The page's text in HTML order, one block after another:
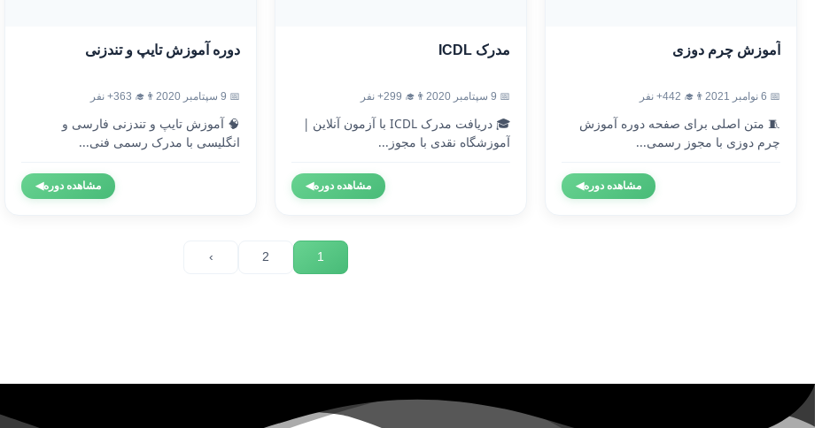
آموزش چرم دوزی
📅 6 نوامبر 2021 👨‍🎓 442+ نفر
🧵 متن اصلی برای صفحه دوره آموزش
چرم دوزی با مجوز رسمی...
مشاهده دوره◀
مدرک ICDL
📅 9 سپتامبر 2020 👨‍🎓 299+ نفر
🎓 دریافت مدرک ICDL با آزمون آنلاین |
آموزشگاه نقدی با مجوز...
مشاهده دوره◀
دوره آموزش تایپ و تندزنی
📅 9 سپتامبر 2020 👨‍🎓 363+ نفر
🧠 آموزش تایپ و تندزنی فارسی و
انگلیسی با مدرک رسمی فنی...
مشاهده دوره◀
1
2
›